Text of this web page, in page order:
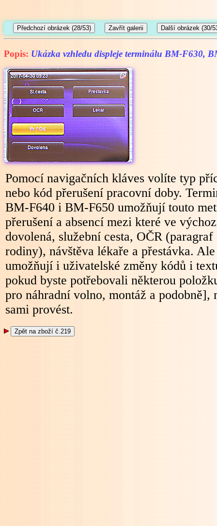
Popis: Ukázka vzhledu displeje terminálu BM-F630,
Pomocí navigačních kláves volíte typ
nebo kód přerušení pracovní doby.
BM-F640 i BM-F650 umožňují touto
přerušení a absencí mezi které ve
dovolená, služební cesta, OČR
rodiny), návštěva lékaře a přestávka.
umožňují i uživatelské změny kódů i
pokud byste potřebovali některou
pro náhradní volno, montáž a podobně],
sami provést.